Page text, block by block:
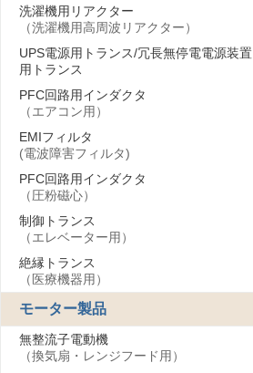
洗濯機用リアクター
（洗濯機用高周波リアクター）
UPS電源用トランス/冗長無停電電源装置
用トランス
PFC回路用インダクタ
（エアコン用）
EMIフィルタ
(電波障害フィルタ)
PFC回路用インダクタ
（圧粉磁心）
制御トランス
（エレベーター用）
絶縁トランス
（医療機器用）
モーター製品
無整流子電動機
（換気扇・レンジフード用）